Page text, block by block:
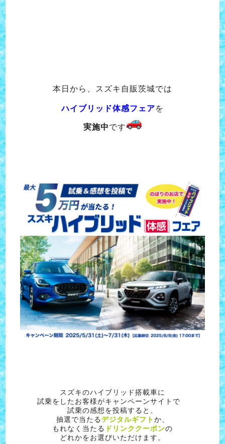
本日から、スズキ自販茨城では
ハイブリッド体感フェアを
実施中です
スズキのハイブリッド搭載車に
試乗をしたお客様がキャンペーンサイトで
試乗の感想を投稿すると、
抽選で当たるデジタルギフトか、
もれなく当たる ドリンククーポンの
どれかをお選びいただけます。